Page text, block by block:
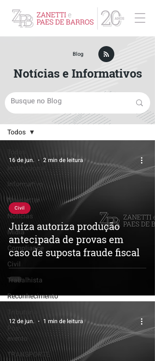
Blog
Institucional
Informativo
Newsletter
Notícias
Mídia
Compliance
Civil
Trabalhista
Reconhecimento
Pós-
evento
TRANSPORTE
Todos
Juíza autoriza produção
antecipada de provas em
caso de suposta fraude fiscal
Civil
16 de jun. 2 min de leitura
12 de jun. 1 min de leitura
Blog
Notícias e Informativos